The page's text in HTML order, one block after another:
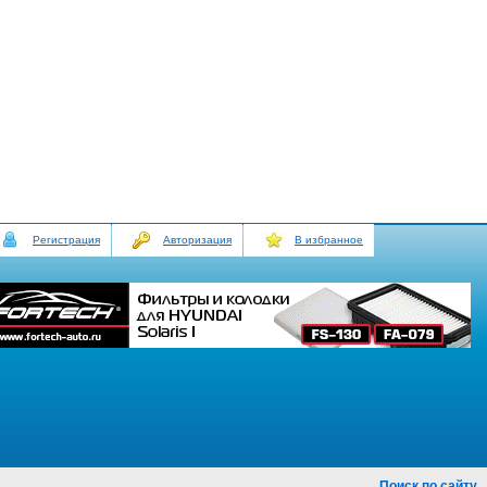
Регистрация Авторизация В избранное